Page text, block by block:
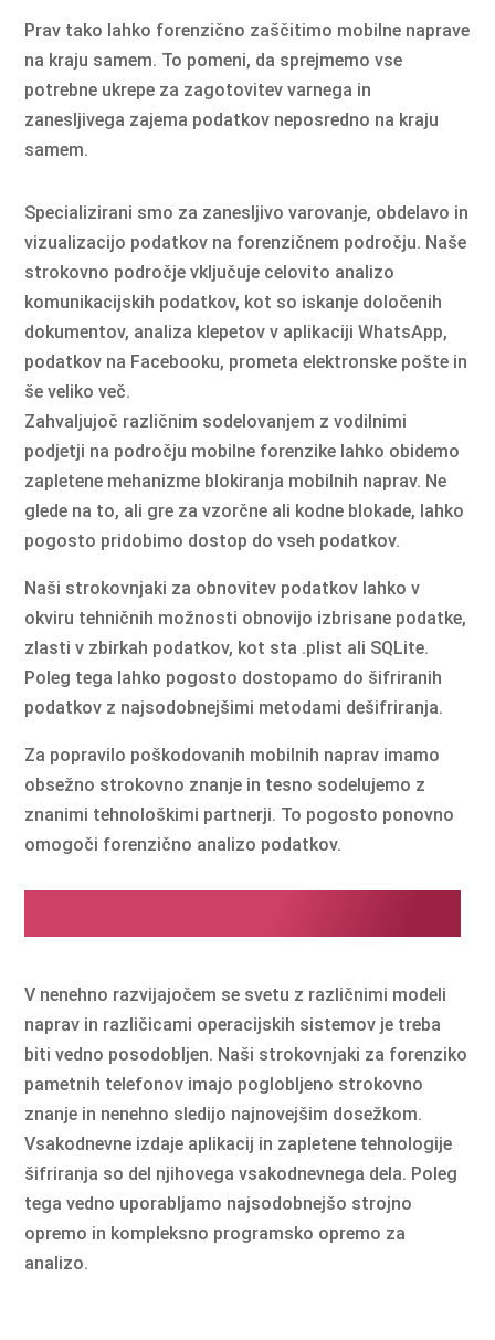
Prav tako lahko forenzično zaščitimo mobilne naprave
na kraju samem. To pomeni, da sprejmemo vse
potrebne ukrepe za zagotovitev varnega in
zanesljivega zajema podatkov neposredno na kraju
samem.
Specializirani smo za zanesljivo varovanje, obdelavo in
vizualizacijo podatkov na forenzičnem področju. Naše
strokovno področje vključuje celovito analizo
komunikacijskih podatkov, kot so iskanje določenih
dokumentov, analiza klepetov v aplikaciji WhatsApp,
podatkov na Facebooku, prometa elektronske pošte in
še veliko več.
Zahvaljujoč različnim sodelovanjem z vodilnimi
podjetji na področju mobilne forenzike lahko obidemo
zapletene mehanizme blokiranja mobilnih naprav. Ne
glede na to, ali gre za vzorčne ali kodne blokade, lahko
pogosto pridobimo dostop do vseh podatkov.
Naši strokovnjaki za obnovitev podatkov lahko v
okviru tehničnih možnosti obnovijo izbrisane podatke,
zlasti v zbirkah podatkov, kot sta .plist ali SQLite.
Poleg tega lahko pogosto dostopamo do šifriranih
podatkov z najsodobnejšimi metodami dešifriranja.
Za popravilo poškodovanih mobilnih naprav imamo
obsežno strokovno znanje in tesno sodelujemo z
znanimi tehnološkimi partnerji. To pogosto ponovno
omogoči forenzično analizo podatkov.
V nenehno razvijajočem se svetu z različnimi modeli
naprav in različicami operacijskih sistemov je treba
biti vedno posodobljen. Naši strokovnjaki za forenziko
pametnih telefonov imajo poglobljeno strokovno
znanje in nenehno sledijo najnovejšim dosežkom.
Vsakodnevne izdaje aplikacij in zapletene tehnologije
šifriranja so del njihovega vsakodnevnega dela. Poleg
tega vedno uporabljamo najsodobnejšo strojno
opremo in kompleksno programsko opremo za
analizo.